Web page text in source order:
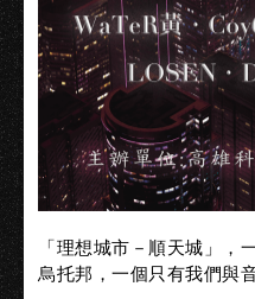
「理想城市－順天城」，
烏托邦，一個只有我們與